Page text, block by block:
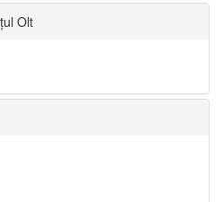
Olt